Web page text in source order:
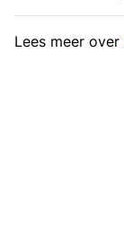
Lees meer over